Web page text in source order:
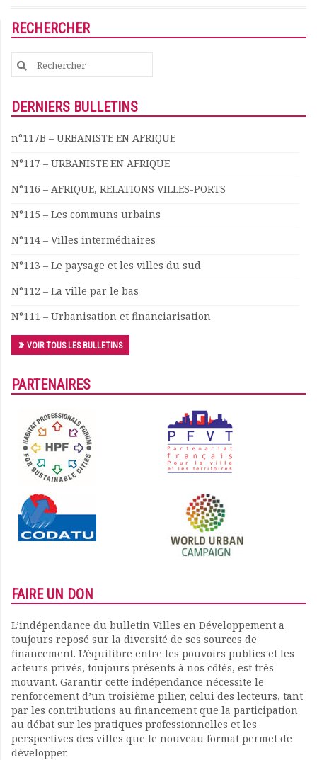
Publications et rapports
Documents
Les adhérents
Annuaire
Forum
Nous contacter
RECHERCHER
Search
for:
DERNIERS BULLETINS
n°117B – URBANISTE EN AFRIQUE
N°117 – URBANISTE EN AFRIQUE
N°116 – AFRIQUE, RELATIONS VILLES-PORTS
N°115 – Les communs urbains
N°114 – Villes intermédiaires
N°113 – Le paysage et les villes du sud
N°112 – La ville par le bas
N°111 – Urbanisation et financiarisation
VOIR TOUS LES BULLETINS
PARTENAIRES
FAIRE UN DON
L’indépendance du bulletin Villes en Développement a
toujours reposé sur la diversité de ses sources de
financement. L’équilibre entre les pouvoirs publics et les
acteurs privés, toujours présents à nos côtés, est très
mouvant. Garantir cette indépendance nécessite le
renforcement d’un troisième pilier, celui des lecteurs, tant
par les contributions au financement que la participation
au débat sur les pratiques professionnelles et les
perspectives des villes que le nouveau format permet de
développer.